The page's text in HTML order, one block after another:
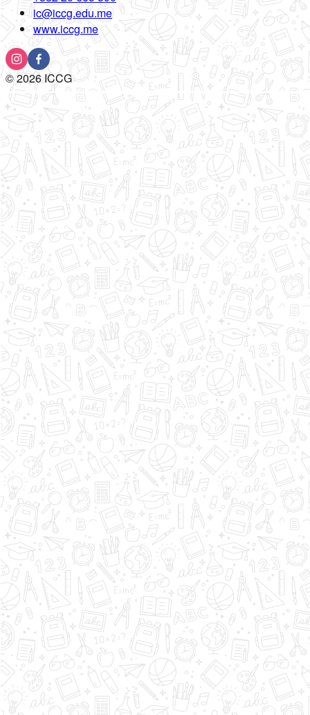
ic@iccg.edu.me
www.iccg.me
©2026ICCG